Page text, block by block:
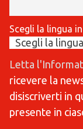
Scegli la lingua
Letta
ricevere la
disiscriverti in
presente in